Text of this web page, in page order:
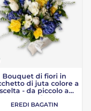
Bouquet di fiori in
di juta colore a
scelta - da piccolo a
grande
EREDI BAGATIN